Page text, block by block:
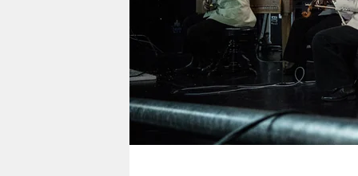
shop
fragen & hilfe
unterstützen
abo
genossenschaft